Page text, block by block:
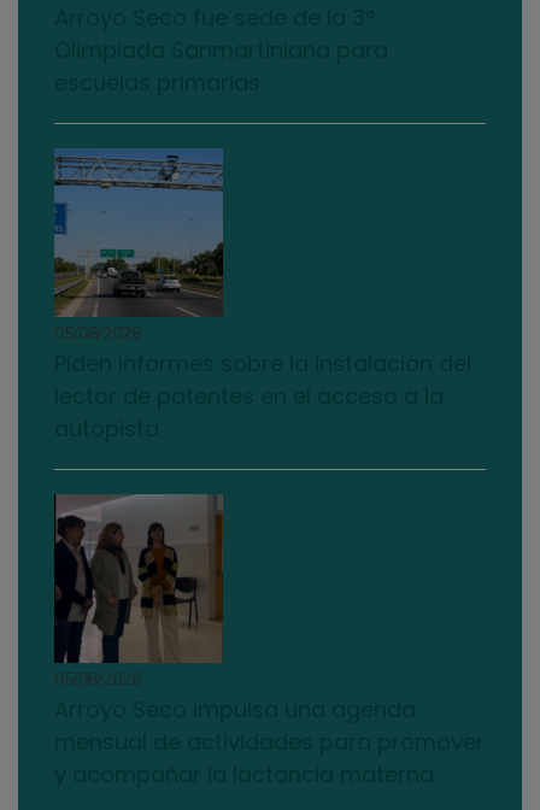
05/08/2026
05/08/2026